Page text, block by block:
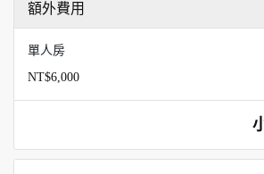
額外費用
單人房
NT$6,000